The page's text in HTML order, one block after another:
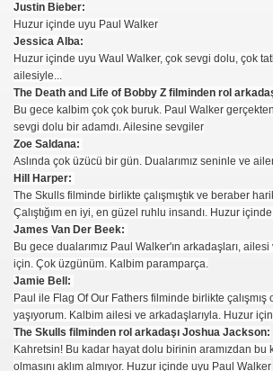
Justin Bieber:
Huzur içinde uyu Paul Walker
Jessica Alba:
Huzur içinde uyu Waul Walker, çok sevgi dolu, çok
ailesiyle...
The Death and Life of Bobby Z filminden rol
Bu gece kalbim çok çok buruk. Paul Walker
sevgi dolu bir adamdı. Ailesine sevgiler
Zoe Saldana:
Aslında çok üzücü bir gün. Dualarımız seninle ve
Hill Harper:
The Skulls filminde birlikte çalışmıştık ve beraber
Çalıştığım en iyi, en güzel ruhlu insandı. Huzur
James Van Der Beek:
Bu gece dualarımız Paul Walker'ın arkadaşları,
için. Çok üzgünüm. Kalbim paramparça.
Jamie Bell:
Paul ile Flag Of Our Fathers filminde birlikte çalışmış
yaşıyorum. Kalbim ailesi ve arkadaşlarıyla. Huzur
The Skulls filminden rol arkadaşı Joshua Jackson:
Kahretsin! Bu kadar hayat dolu birinin aramızdan bu
olmasını aklım almıyor. Huzur içinde uyu Paul Walker
77-73 Yenildi
açmak için 80 milyon dolar yatırdı
cihazı23564